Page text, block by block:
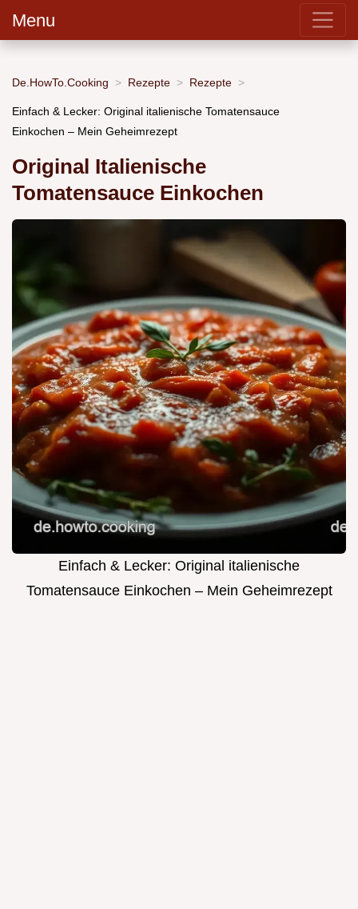
Menu
De.HowTo.Cooking Rezepte Rezepte
Einfach & Lecker: Original italienische Tomatensauce
Einkochen – Mein Geheimrezept
Original Italienische
Tomatensauce Einkochen
Einfach & Lecker: Original italienische
Tomatensauce Einkochen – Mein Geheimrezept